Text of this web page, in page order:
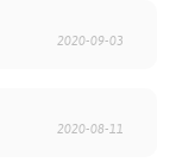
2020-09-03
2020-08-11